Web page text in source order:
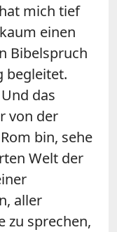
mich tief
einen
Bibelspruch
begleitet.
das
von der
bin, sehe
Welt der
aller
zu sprechen,